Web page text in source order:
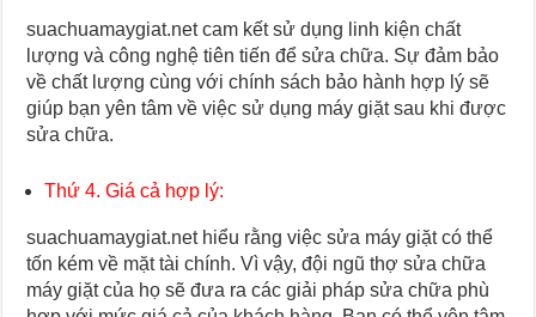
suachuamaygiat.net cam kết sử dụng linh kiện chất
lượng và công nghệ tiên tiến để sửa chữa. Sự đảm bảo
về chất lượng cùng với chính sách bảo hành hợp lý sẽ
giúp bạn yên tâm về việc sử dụng máy giặt sau khi được
sửa chữa.
Thứ 4. Giá cả hợp lý:
suachuamaygiat.net hiểu rằng việc sửa máy giặt có thể
tốn kém về mặt tài chính. Vì vậy, đội ngũ thợ sửa chữa
máy giặt của họ sẽ đưa ra các giải pháp sửa chữa phù